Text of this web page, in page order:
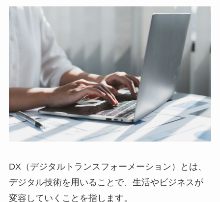
DX（デジタルトランスフォーメーション）とは、
デジタル技術を用いることで、生活やビジネスが
変容していくことを指します。